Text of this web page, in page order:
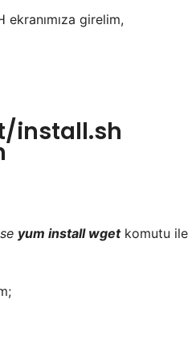
ekranımıza girelim,
install.sh
yum install wgetkomutu ile